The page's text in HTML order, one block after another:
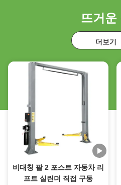
뜨거운
더보기
비대칭 팔 2 포스트 자동차 리
프트 실린더 직접 구동